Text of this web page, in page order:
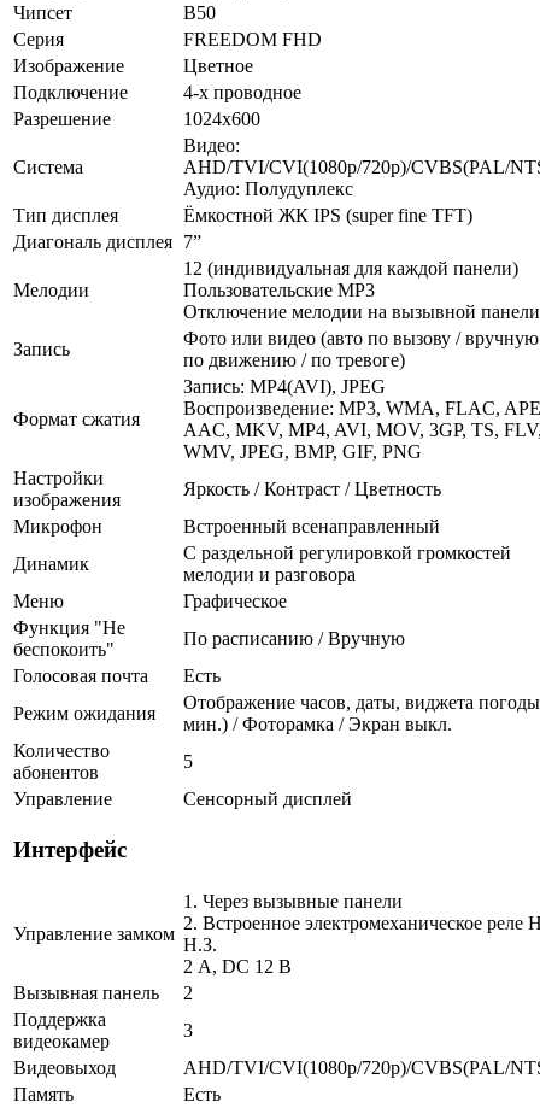
Чипсет
B50
Серия
FREEDOM FHD
Изображение
Цветное
Подключение
4-х проводное
Разрешение
1024х600
Система
Видео:
AHD/TVI/CVI(1080p/720p)/CVBS(PAL/
Аудио: Полудуплекс
Тип дисплея
Ёмкостной ЖК IPS (super fine TFT)
Диагональ дисплея 7”
Мелодии
12 (индивидуальная для каждой панели)
Пользовательские MP3
Отключение мелодии на вызывной панели
Запись
Фото или видео (авто по вызову /
по движению / по тревоге)
Формат сжатия
Запись: MP4(AVI), JPEG
Воспроизведение: MP3, WMA, FLAC,
AAC, MKV, MP4, AVI, MOV, 3GP, TS,
WMV, JPEG, BMP, GIF, PNG
Настройки
изображения
Яркость / Контраст / Цветность
Микрофон
Встроенный всенаправленный
Динамик
С раздельной регулировкой громкостей
мелодии и разговора
Меню
Графическое
Функция "Не
беспокоить"
По расписанию / Вручную
Голосовая почта
Есть
Режим ожидания
Отображение часов, даты, виджета
мин.) / Фоторамка / Экран выкл.
Количество
абонентов
5
Управление
Сенсорный дисплей
Интерфейс
Управление замком
1. Через вызывные панели
2. Встроенное электромеханическое реле
Н.З.
2 A, DC 12 В
Вызывная панель
2
Поддержка
видеокамер
3
Видеовыход
AHD/TVI/CVI(1080p/720p)/CVBS(PAL/
Память
Есть